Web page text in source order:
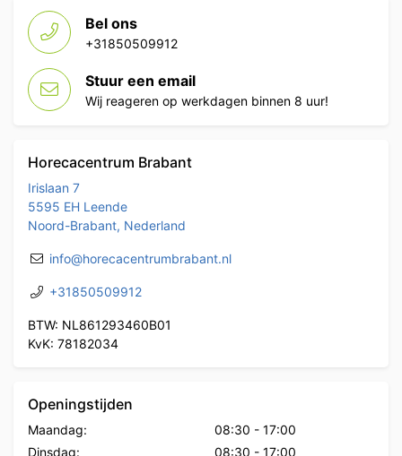
Bel ons
+31850509912
Stuur een email
Wij reageren op werkdagen binnen 8 uur!
Horecacentrum Brabant
Irislaan 7
5595 EH Leende
Noord-Brabant, Nederland
info@horecacentrumbrabant.nl
+31850509912
BTW: NL861293460B01
KvK: 78182034
Openingstijden
Maandag: 08:30 - 17:00
Dinsdag:
08:30 - 17:00